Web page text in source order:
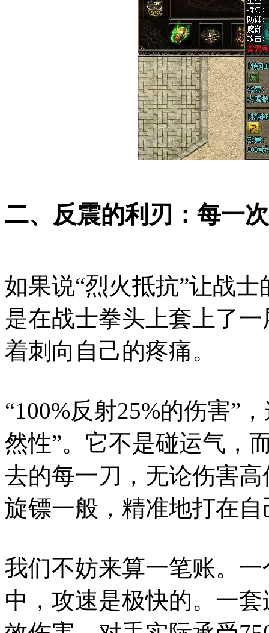
二、反震的利刃：每一
如果说“烈火抵抗”让战
是在战士拳头上套上了
着刺向自己的疼痛。
“100%反射25%的伤害”
然性”。它不是碰运气，
去的每一刀，无论伤害
旋镖一般，精准地打在
我们不妨来算一笔账。
中，攻速是极快的。一